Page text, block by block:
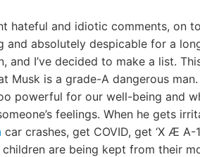
hateful and idiotic comments, on
and absolutely despicable for a
and I’ve decided to make a list.
is a grade-A dangerous
powerful for our well-being and
feelings. When he gets
car crashes, get COVID, get ‘X Æ
are being kept from their